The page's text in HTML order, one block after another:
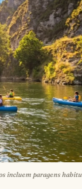
incluem paragens